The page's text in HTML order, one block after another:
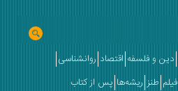
دین و فلسفه اقتصاد روانشناسی
فیلم طنز ریشه‌ها پس از کتاب